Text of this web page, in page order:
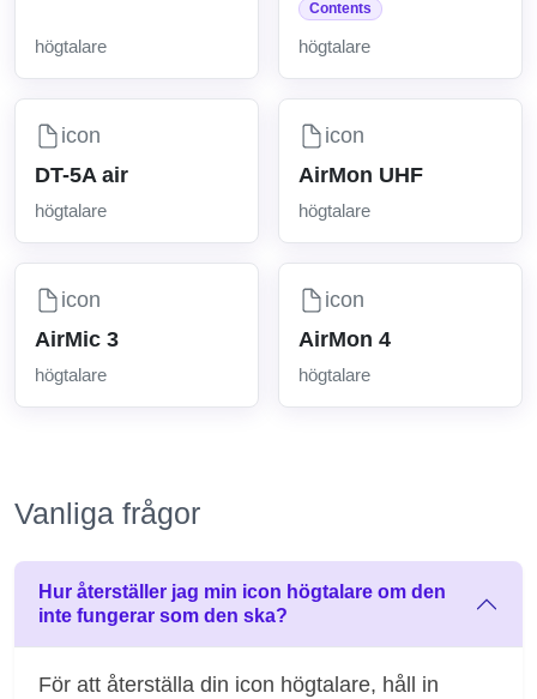
högtalare
Contents
högtalare
icon
DT-5A air
högtalare
icon
AirMon UHF
högtalare
icon
AirMic 3
högtalare
icon
AirMon 4
högtalare
Vanliga frågor
Hur återställer jag min icon högtalare om den
inte fungerar som den ska?
För att återställa din icon högtalare, håll in